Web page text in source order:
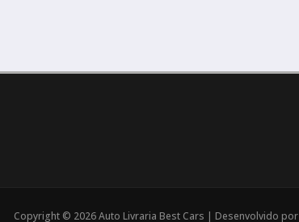
Copyright © 2026 Auto Livraria Best Cars | Desenvolvido por